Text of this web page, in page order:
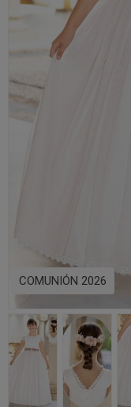
COMUNIÓN 2026